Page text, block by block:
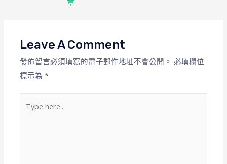
Leave A Comment
發佈留言必須填寫的電子郵件地址不會公開。 必填欄位
標示為*